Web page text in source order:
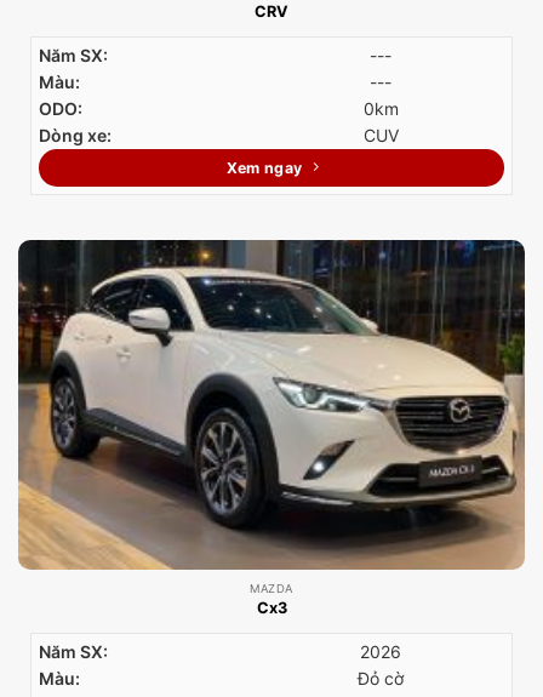
CRV
Năm SX:
---
Màu:
---
ODO:
0km
Dòng xe:
CUV
Xem ngay
MAZDA
Cx3
Năm SX:
2026
Màu:
Đỏ cờ